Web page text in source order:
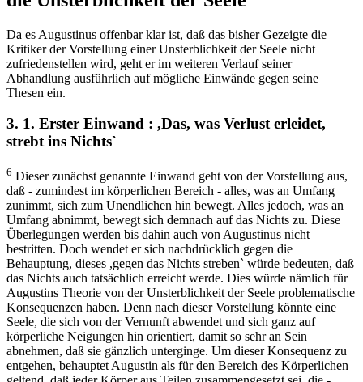
Da es Augustinus offenbar klar ist, daß das bisher Gezeigte die
Kritiker der Vorstellung einer Unsterblichkeit der Seele nicht
zufriedenstellen wird, geht er im weiteren Verlauf seiner
Abhandlung ausführlich auf mögliche Einwände gegen seine
Thesen ein.
3. 1. Erster Einwand : ,Das, was Verlust erleidet,
strebt ins Nichts`
6 Dieser zunächst genannte Einwand geht von der Vorstellung aus,
daß - zumindest im körperlichen Bereich - alles, was an Umfang
zunimmt, sich zum Unendlichen hin bewegt. Alles jedoch, was an
Umfang abnimmt, bewegt sich demnach auf das Nichts zu. Diese
Überlegungen werden bis dahin auch von Augustinus nicht
bestritten. Doch wendet er sich nachdrücklich gegen die
Behauptung, dieses ,gegen das Nichts streben` würde bedeuten, daß
das Nichts auch tatsächlich erreicht werde. Dies würde nämlich für
Augustins Theorie von der Unsterblichkeit der Seele problematische
Konsequenzen haben. Denn nach dieser Vorstellung könnte eine
Seele, die sich von der Vernunft abwendet und sich ganz auf
körperliche Neigungen hin orientiert, damit so sehr an Sein
abnehmen, daß sie gänzlich unterginge. Um dieser Konsequenz zu
entgehen, behauptet Augustin als für den Bereich des Körperlichen